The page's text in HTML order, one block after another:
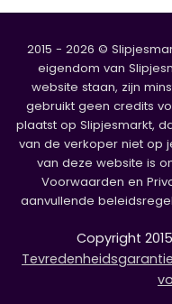
2015 - 2026 ©
eigendom van
website staan, zijn
gebruikt geen credits
plaatst op Slipjesmarkt,
van de verkoper niet op
van deze website is
Voorwaarden en
aanvullende
Copyright
Tevredenheidsgarantie